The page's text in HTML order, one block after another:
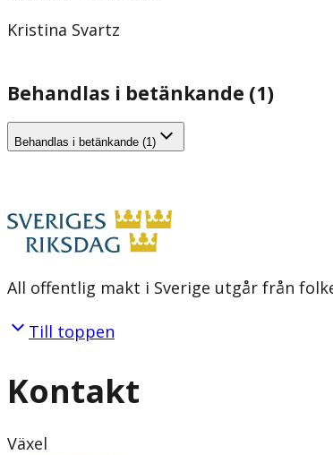
Kristina Svartz
Behandlas i betänkande (1)
Behandlas i betänkande (1)
All offentlig makt i Sverige utgår från
Till toppen
Kontakt
Växel